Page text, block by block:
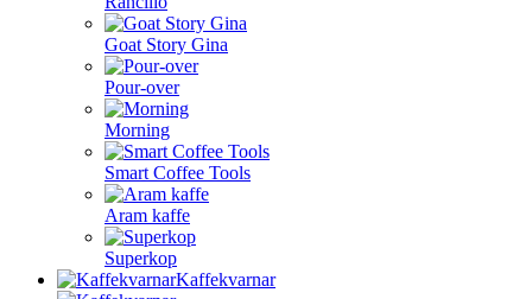
Goat Story Gina
Pour-over
Morning
Smart Coffee Tools
Aram kaffe
Superkop
Kaffekvarnar